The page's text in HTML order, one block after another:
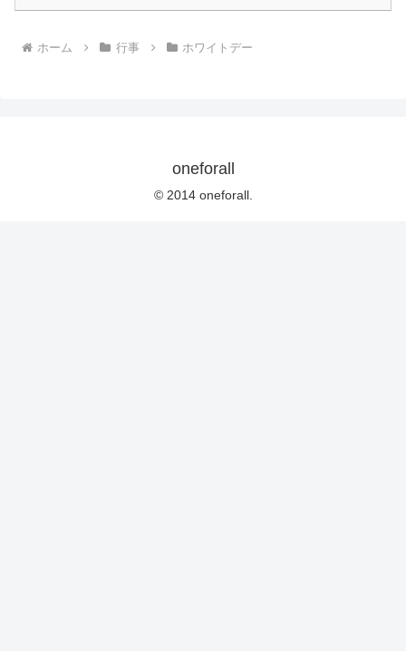
ホーム 行事 ホワイトデー
oneforall
© 2014 oneforall.